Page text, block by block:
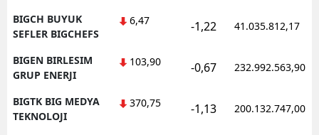
BIGCH BUYUK
SEFLER BIGCHEFS
6,47 -1,22 41.035.812,17
BIGEN BIRLESIM
GRUP ENERJI
103,90 -0,67 232.992.563,90
BIGTK BIG MEDYA
TEKNOLOJI
370,75 -1,13 200.132.747,00